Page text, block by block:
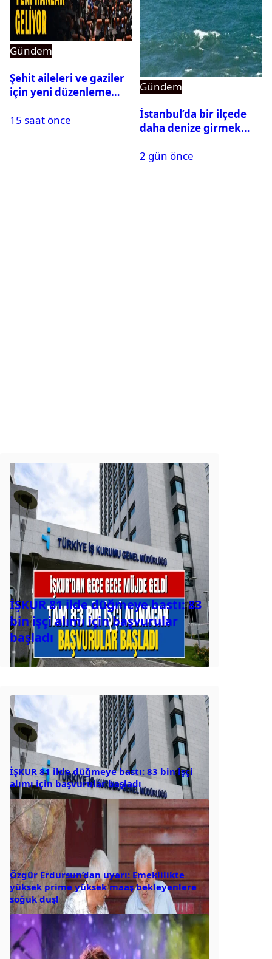
Gündem
Şehit aileleri ve gaziler
için yeni düzenleme
15 saat önce
Gündem
İstanbul’da bir ilçede
daha denize girmek
2 gün önce
İŞKUR 81 ilde düğmeye bastı: 83
bin işçi alımı için başvurular
başladı
İŞKUR 81 ilde düğmeye bastı: 83 bin işçi
alımı için başvurular başladı
Özgür Erdursun’dan uyarı: Emeklilikte
yüksek prime yüksek maaş bekleyenlere
soğuk duş!